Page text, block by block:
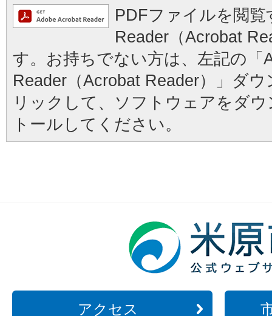
PDFファイルを閲
Reader（Acrobat
す。お持ちでない方は、左記の「
Reader（Acrobat Reader）」ダ
リックして、ソフトウェアをダ
トールしてください。
アクセス